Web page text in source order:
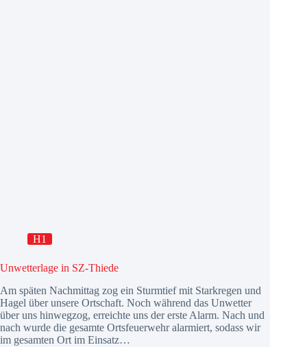
H1
Unwetterlage in SZ-Thiede
Am späten Nachmittag zog ein Sturmtief mit Starkregen und
Hagel über unsere Ortschaft. Noch während das Unwetter
über uns hinwegzog, erreichte uns der erste Alarm. Nach und
nach wurde die gesamte Ortsfeuerwehr alarmiert, sodass wir
im gesamten Ort im Einsatz…